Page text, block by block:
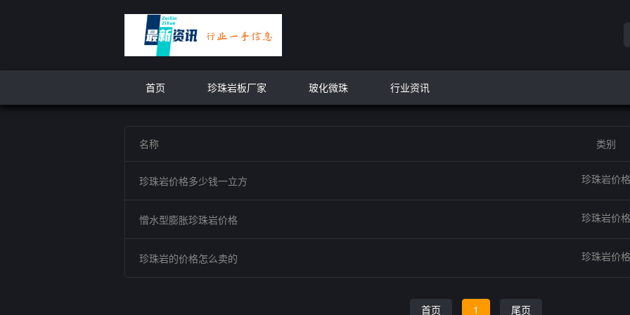
首页 珍珠岩板厂家 玻化微珠 行业资讯
名称 类别
珍珠岩价格多少钱一立方 珍珠岩价格
憎水型膨胀珍珠岩价格 珍珠岩价格
珍珠岩的价格怎么卖的 珍珠岩价格
首页 1 尾页